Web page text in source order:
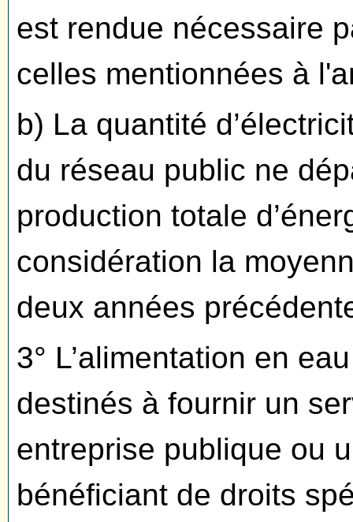
est rendue nécessaire
celles mentionnées à
b) La quantité
du réseau public ne
production totale
considération la
deux années
3° L’alimentation en
destinés à fournir un
entreprise publique ou
bénéficiant de droits